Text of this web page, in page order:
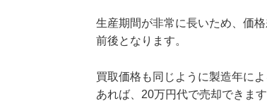
生産期間が非常に長いため、価
前後となります。
買取価格も同じように製造年に
あれば、20万円代で売却できま